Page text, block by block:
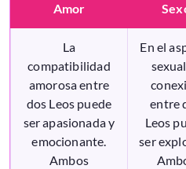
Amor
La
compatibilidad
amorosa entre
dos Leos puede
ser apasionada y
emocionante.
Ambos
En el
entre
Leos
ser